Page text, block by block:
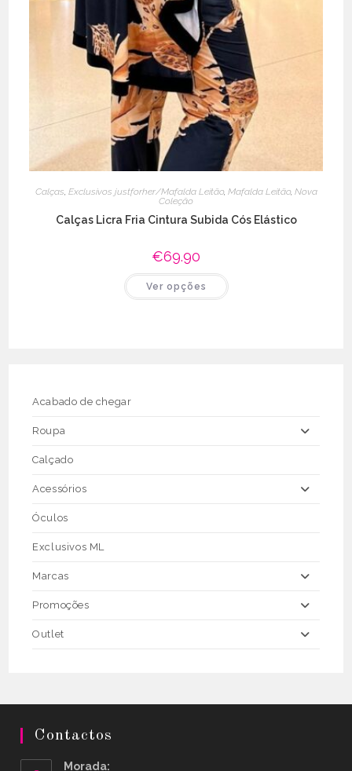
Calças, Exclusivos justforher/Mafalda Leitão, Mafalda Leitão, Nova
Coleção
Calças Licra Fria Cintura Subida Cós Elástico
€69.90
Ver opções
product
Acabado de chegar
Roupa
Calçado
Acessórios
Óculos
Exclusivos ML
Marcas
Promoções
Outlet
Contactos
Morada: